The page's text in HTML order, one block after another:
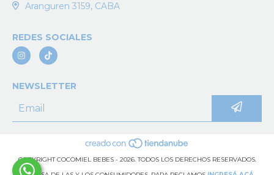
Aranguren 3159, CABA
REDES SOCIALES
NEWSLETTER
COPYRIGHT COCOMIEL BEBES - 2026. TODOS LOS DERECHOS RESERVADOS.